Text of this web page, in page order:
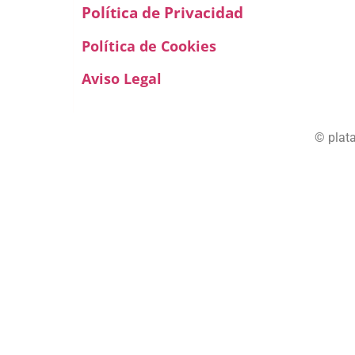
Política de Privacidad
Política de Cookies
Aviso Legal
©